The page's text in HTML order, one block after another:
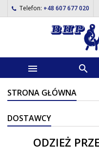
Telefon: +48 607 677 020
 
STRONA GŁÓWNA
DOSTAWCY
ODZIEŻ